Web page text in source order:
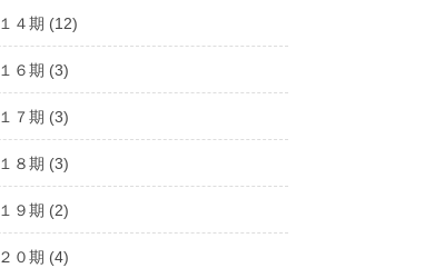
１４期 (12)
１６期 (3)
１７期 (3)
１８期 (3)
１９期 (2)
２０期 (4)